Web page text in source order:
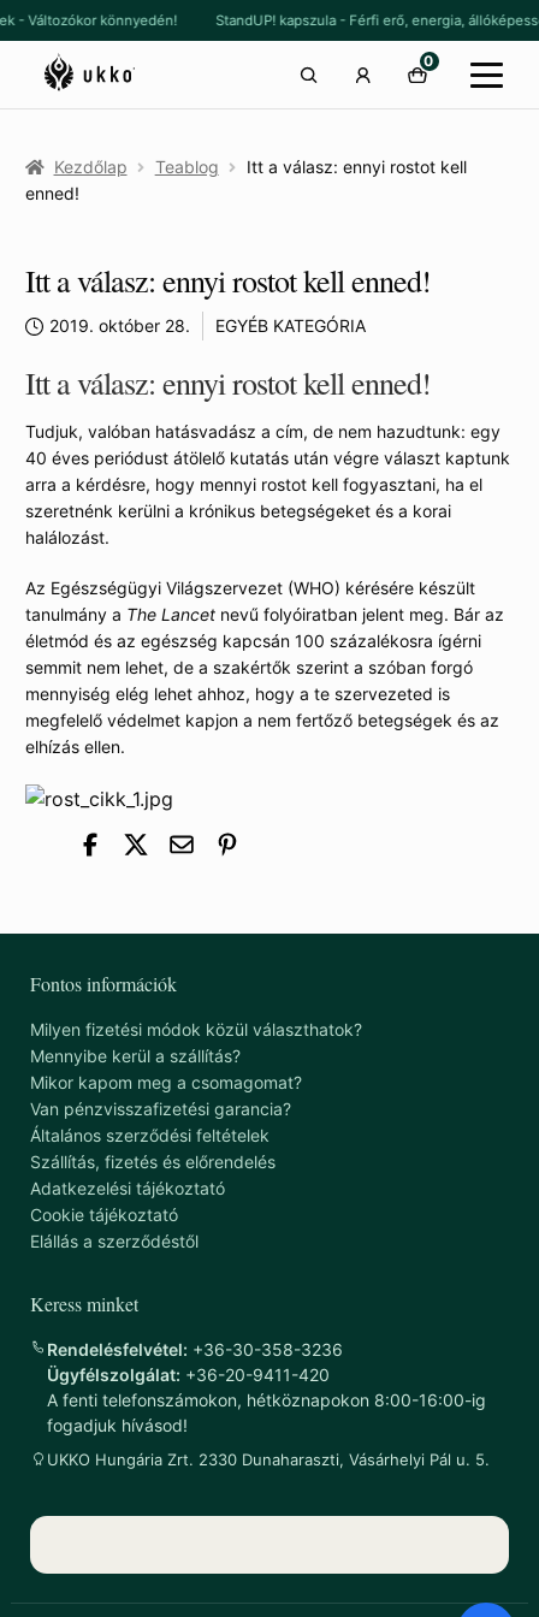
Ugrás
a
navigációhoz
Kilépés
a
tartalomba
- Változókor könnyedén! StandUP! kapszula - Férfi erő, energia,
0
Kezdőlap Teablog
Itt a válasz: ennyi rostot kell
enned!
Itt a válasz: ennyi rostot kell enned!
2019. október 28. EGYÉB KATEGÓRIA
Itt a válasz: ennyi rostot kell enned!
Tudjuk, valóban hatásvadász a cím, de nem hazudtunk: egy
40 éves periódust átölelő kutatás után végre választ kaptunk
arra a kérdésre, hogy mennyi rostot kell fogyasztani, ha el
szeretnénk kerülni a krónikus betegségeket és a korai
halálozást.
Az Egészségügyi Világszervezet (WHO) kérésére készült
tanulmány a The Lancetnevű folyóiratban jelent meg. Bár az
életmód és az egészség kapcsán 100 százalékosra ígérni
semmit nem lehet, de a szakértők szerint a szóban forgó
mennyiség elég lehet ahhoz, hogy a te szervezeted is
megfelelő védelmet kapjon a nem fertőző betegségek és az
elhízás ellen.
Fontos információk
Milyen fizetési módok közül választhatok?
Mennyibe kerül a szállítás?
Mikor kapom meg a csomagomat?
Van pénzvisszafizetési garancia?
Általános szerződési feltételek
Szállítás, fizetés és előrendelés
Adatkezelési tájékoztató
Cookie tájékoztató
Elállás a szerződéstől
Keress minket
Rendelésfelvétel: +36-30-358-3236
Ügyfélszolgálat: +36-20-9411-420
A fenti telefonszámokon, hétköznapokon 8:00-16:00-ig
fogadjuk hívásod!
UKKO Hungária Zrt. 2330 Dunaharaszti, Vásárhelyi Pál u. 5.